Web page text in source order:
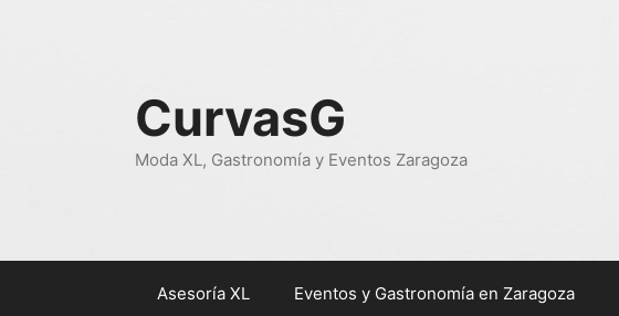
CurvasG
Moda XL, Gastronomía y Eventos Zaragoza
Asesoría XL Eventos y Gastronomía en Zaragoza